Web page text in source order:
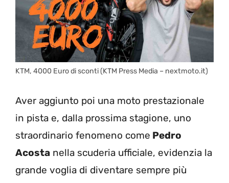
KTM, 4000 Euro di sconti (KTM Press Media – nextmoto.it)
Aver aggiunto poi una moto prestazionale
in pista e, dalla prossima stagione, uno
straordinario fenomeno come Pedro
Acosta nella scuderia ufficiale, evidenzia la
grande voglia di diventare sempre più